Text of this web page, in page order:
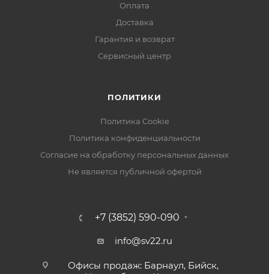
Оплата
Доставка
Гарантия и возврат
Сервисный центр
ПОЛИТИКИ
Политика Cookie
Политика конфиденциальности
Согласие на обработку персональных данных
Не является публичной офертой
+7 (3852) 590-090
info@sv22.ru
Офисы продаж: Барнаул, Бийск,